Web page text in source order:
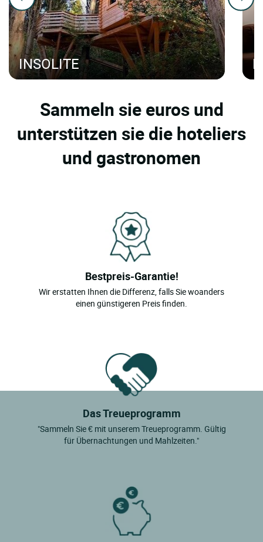
INSOLITE
Sammeln sie euros und
unterstützen sie die hoteliers
und gastronomen
Bestpreis-Garantie!
Wir erstatten Ihnen die Differenz, falls Sie woanders
einen günstigeren Preis finden.
Das Treueprogramm
"Sammeln Sie € mit unserem Treueprogramm. Gültig
für Übernachtungen und Mahlzeiten."